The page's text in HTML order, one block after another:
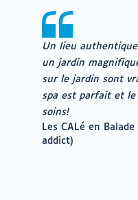
Un lieu
un jardin
sur le jardin sont
spa est parfait et
soins!
Auteur
:
Les CALé en
addict)